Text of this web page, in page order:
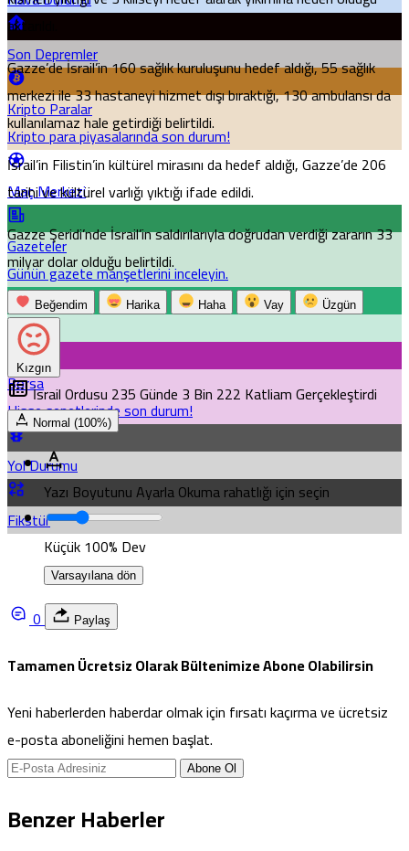
Son Depremler
Kripto Paralar
Kripto para piyasalarında son durum!
Maç Merkezi
Gazeteler
Günün gazete manşetlerini inceleyin.
Canlı Tv
Borsa
Hisse senetlerinde son durum!
Yol Durumu
Fikstür
aktarıldı.
Gazze’de İsrail’in 160 sağlık kuruluşunu hedef aldığı, 55 sağlık
merkezi ile 33 hastaneyi hizmet dışı bıraktığı, 130 ambulansı da
kullanılamaz hale getirdiği belirtildi.
İsrail’in Filistin’in kültürel mirasını da hedef aldığı, Gazze’de 206
tarihi ve kültürel varlığı yıktığı ifade edildi.
Gazze Şeridi’nde İsrail’in saldırılarıyla doğrudan verdiği zararın 33
milyar dolar olduğu belirtildi.
Beğendim Harika Haha Vay Üzgün
Kızgın
İsrail Ordusu 235 Günde 3 Bin 222 Katliam Gerçekleştirdi
Normal (100%)
Yazı Boyutunu AyarlaOkuma rahatlığı için seçin
Küçük100% Dev
Varsayılana dön
0 Paylaş
Tamamen Ücretsiz Olarak Bültenimize Abone Olabilirsin
Yeni haberlerden haberdar olmak için fırsatı kaçırma ve ücretsiz
e-posta aboneliğini hemen başlat.
Abone Ol
Benzer Haberler